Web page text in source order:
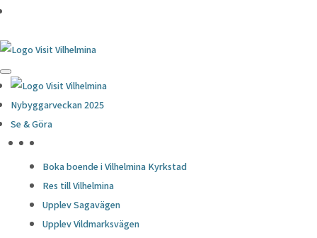
Nybyggarveckan 2025
Se & Göra
Boka boende i Vilhelmina Kyrkstad
Res till Vilhelmina
Upplev Sagavägen
Upplev Vildmarksvägen